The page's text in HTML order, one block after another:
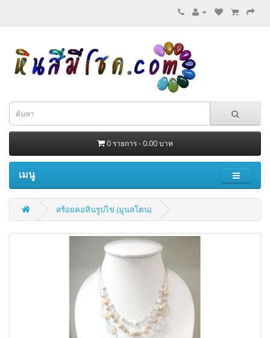
0 รายการ - 0.00 บาท
เมนู
สร้อยคอหินรูปไข่ (มูนสโตน)